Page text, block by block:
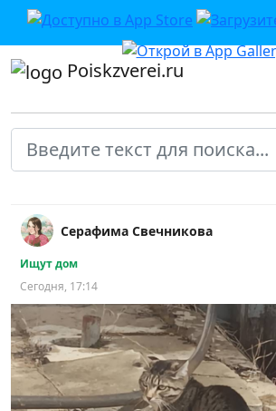
Poiskzverei.ru
Серафима Свечникова
Ищут дом
Сегодня, 17:14